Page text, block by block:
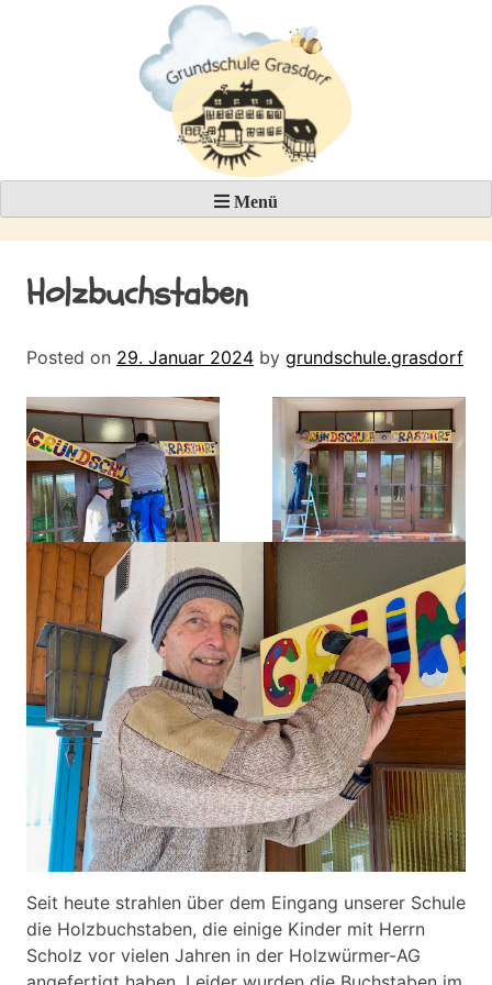
Menü
Holzbuchstaben
Posted on 29. Januar 2024 by grundschule.grasdorf
Seit heute strahlen über dem Eingang unserer Schule
die Holzbuchstaben, die einige Kinder mit Herrn
Scholz vor vielen Jahren in der Holzwürmer-AG